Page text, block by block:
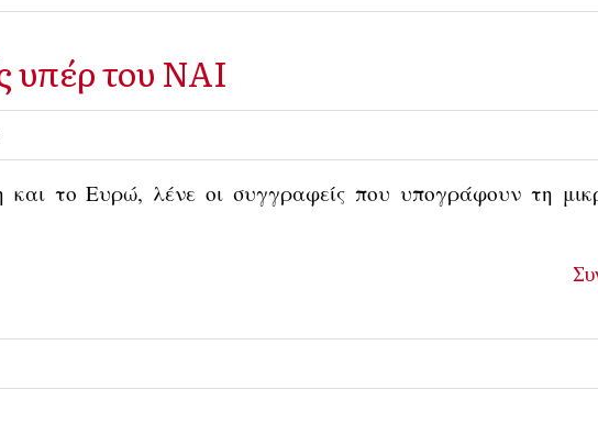
υπέρ του ΝΑΙ
το Ευρώ, λένε οι συγγραφείς που υπογράφουν τη